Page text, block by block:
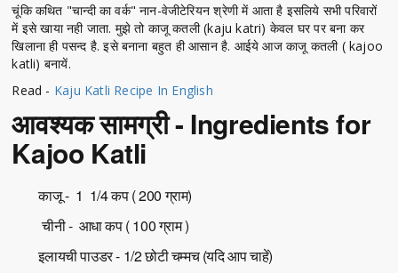
चूंकि कथित "चान्दी का वर्क" नान-वेजीटेरियन श्रेणी में आता है इसलिये सभी परिवारों
में इसे खाया नही जाता. मुझे तो काजू कतली (kaju katri) केवल घर पर बना कर
खिलाना ही पसन्द है. इसे बनाना बहुत ही आसान है. आईये आज काजू कतली ( kajoo
katli) बनायें.
Read - Kaju Katli Recipe In English
आवश्यक सामग्री - Ingredients for
Kajoo Katli
काजू - 1 1/4 कप ( 200 ग्राम)
चीनी - आधा कप ( 100 ग्राम )
इलायची पाउडर - 1/2 छोटी चम्मच (यदि आप चाहें)